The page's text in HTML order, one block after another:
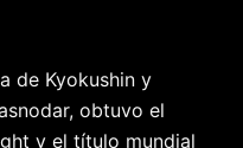
de Kyokushin y
obtuvo el
y el título mundial